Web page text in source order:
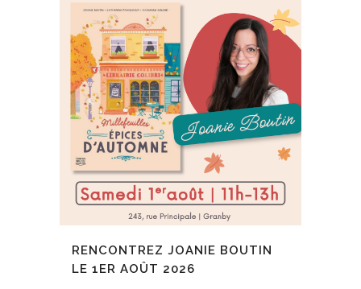
RENCONTREZ JOANIE BOUTIN
LE 1ER AOÛT 2026